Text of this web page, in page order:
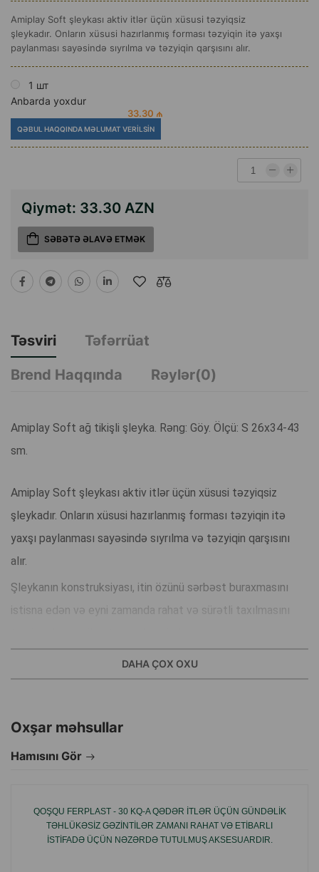
Amiplay Soft şleykası aktiv itlər üçün xüsusi təzyiqsiz
şleykadır. Onların xüsusi hazırlanmış forması təzyiqin itə yaxşı
paylanması sayəsində sıyrılma və təzyiqin qarşısını alır.
1 шт
Anbarda yoxdur
33.30 ₼
QƏBUL HAQQINDA MƏLUMAT VERILSIN
Qiymət: 33.30 AZN
SƏBƏTƏ ƏLAVƏ ETMƏK
Təsviri
Təfərrüat
Brend Haqqında
Rəylər(0)
Amiplay Soft ağ tikişli şleyka. Rəng: Göy. Ölçü: S 26x34-43
sm.
Amiplay Soft şleykası aktiv itlər üçün xüsusi təzyiqsiz
şleykadır. Onların xüsusi hazırlanmış forması təzyiqin itə
yaxşı paylanması sayəsində sıyrılma və təzyiqin qarşısını
alır.
Şleykanın konstruksiyası, itin özünü sərbəst buraxmasını
istisna edən və eyni zamanda rahat və sürətli taxılmasını
Şleyka, itin ölçülərinə uyğun olaraq ölçünü tənzimləmək
imkanı olan rahat bir kilidə malikdir, bununla da boyunu və ya
DAHA ÇOX OXU
Oxşar məhsullar
Hamısını Gör
QOŞQU FERPLAST - 30 KQ-A QƏDƏR ITLƏR ÜÇÜN GÜNDƏLIK
TƏHLÜKƏSIZ GƏZINTILƏR ZAMANI RAHAT VƏ ETIBARLI
ISTIFADƏ ÜÇÜN NƏZƏRDƏ TUTULMUŞ AKSESUARDIR.